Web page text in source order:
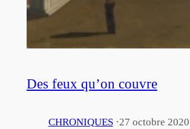
Des feux qu’on couvre
CHRONIQUES·27 octobre 2020